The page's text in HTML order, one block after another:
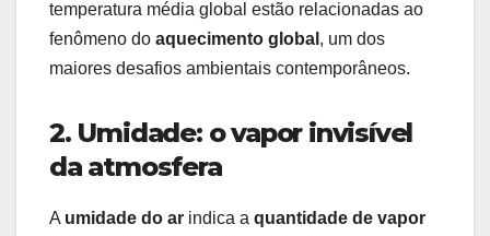
temperatura média global estão relacionadas ao
fenômeno do aquecimento global , um dos
maiores desafios ambientais contemporâneos.
2. Umidade: o vapor invisível
da atmosfera
A umidade do ar indica a quantidade de vapor